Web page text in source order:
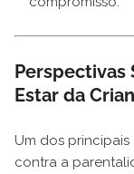
Perspectivas
Estar da
Um dos
contra a